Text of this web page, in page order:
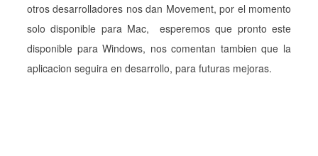
otros desarrolladores nos dan Movement, por el momento
solo disponible para Mac, esperemos que pronto este
disponible para Windows, nos comentan tambien que la
aplicacion seguira en desarrollo, para futuras mejoras.